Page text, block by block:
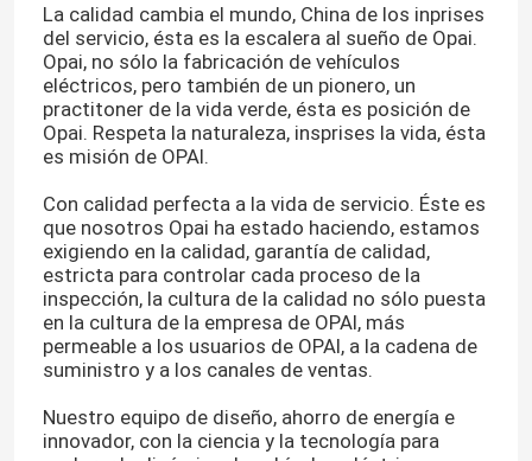
La calidad cambia el mundo, China de los inprises
del servicio, ésta es la escalera al sueño de Opai.
Opai, no sólo la fabricación de vehículos
eléctricos, pero también de un pionero, un
practitoner de la vida verde, ésta es posición de
Opai. Respeta la naturaleza, insprises la vida, ésta
es misión de OPAI.
Con calidad perfecta a la vida de servicio. Éste es
que nosotros Opai ha estado haciendo, estamos
exigiendo en la calidad, garantía de calidad,
estricta para controlar cada proceso de la
inspección, la cultura de la calidad no sólo puesta
en la cultura de la empresa de OPAI, más
permeable a los usuarios de OPAI, a la cadena de
suministro y a los canales de ventas.
Nuestro equipo de diseño, ahorro de energía e
innovador, con la ciencia y la tecnología para